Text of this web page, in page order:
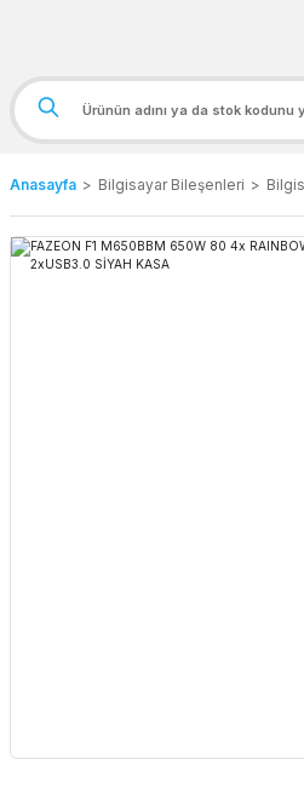
Anasayfa Bilgisayar Bileşenleri